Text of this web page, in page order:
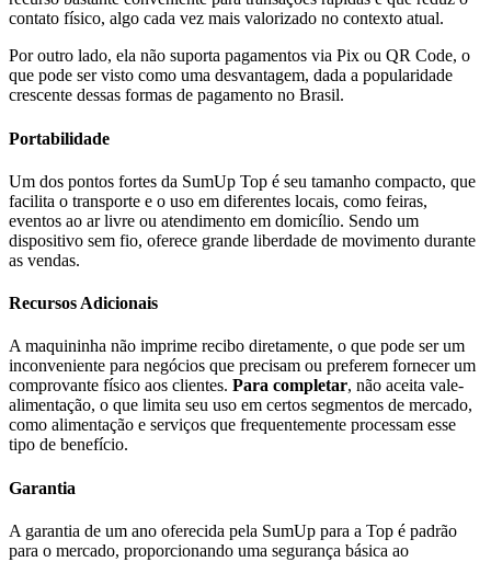
contato físico, algo cada vez mais valorizado no contexto atual.
Por outro lado, ela não suporta pagamentos via Pix ou QR Code, o
que pode ser visto como uma desvantagem, dada a popularidade
crescente dessas formas de pagamento no Brasil.
Portabilidade
Um dos pontos fortes da SumUp Top é seu tamanho compacto, que
facilita o transporte e o uso em diferentes locais, como feiras,
eventos ao ar livre ou atendimento em domicílio. Sendo um
dispositivo sem fio, oferece grande liberdade de movimento durante
as vendas.
Recursos Adicionais
A maquininha não imprime recibo diretamente, o que pode ser um
inconveniente para negócios que precisam ou preferem fornecer um
comprovante físico aos clientes. Para completar, não aceita vale-
alimentação, o que limita seu uso em certos segmentos de mercado,
como alimentação e serviços que frequentemente processam esse
tipo de benefício.
Garantia
A garantia de um ano oferecida pela SumUp para a Top é padrão
para o mercado, proporcionando uma segurança básica ao